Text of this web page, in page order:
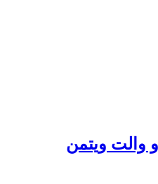
والت ویتمن